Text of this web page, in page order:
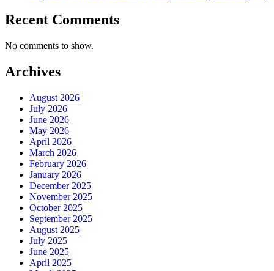
Recent Comments
No comments to show.
Archives
August 2026
July 2026
June 2026
May 2026
April 2026
March 2026
February 2026
January 2026
December 2025
November 2025
October 2025
September 2025
August 2025
July 2025
June 2025
April 2025